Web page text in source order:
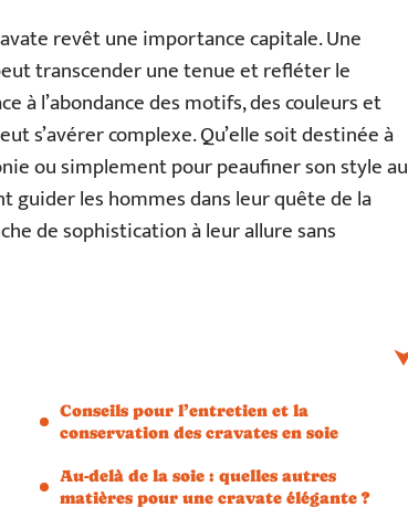
revêt une importance capitale. Une
transcender une tenue et refléter le
à l’abondance des motifs, des couleurs et
s’avérer complexe. Qu’elle soit destinée à
ou simplement pour peaufiner son style au
guider les hommes dans leur quête de la
de sophistication à leur allure sans
Conseils pour l’entretien et la
conservation des cravates en soie
Au-delà de la soie : quelles autres
matières pour une cravate élégante ?